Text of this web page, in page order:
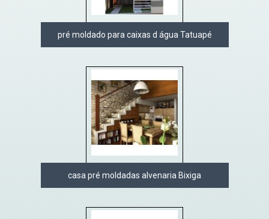
pré moldado para caixas d água Tatuapé
casa pré moldadas alvenaria Bixiga